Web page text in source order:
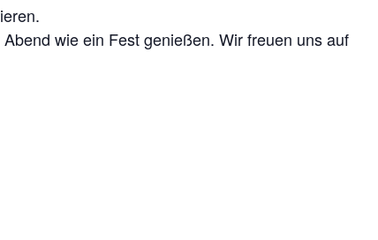
wie ein Fest genießen. Wir freuen uns auf